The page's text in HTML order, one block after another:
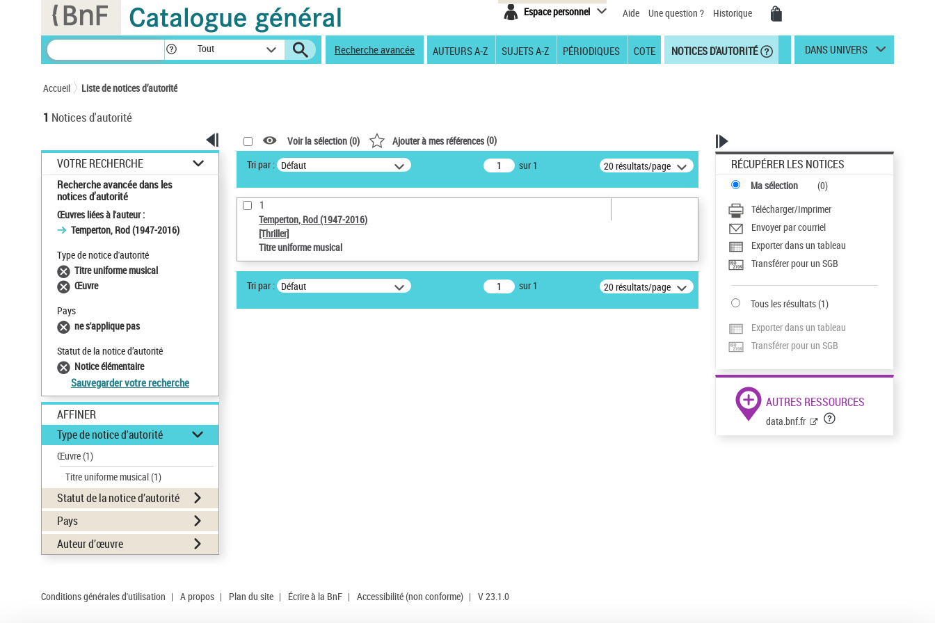
Espace personnel Aide Une question ? Historique
Tout Recherche avancée AUTEURS A-Z SUJETS A-Z PÉRIODIQUES COTE NOTICES D'AUTORITÉ DANS UNIVERS
Accueil Liste de notices d’autorité
1 Notices d'autorité
VOTRE RECHERCHE
Recherche avancée dans les
notices d’autorité
Œuvres liées à l'auteur :
Temperton, Rod (1947-2016)
Type de notice d'autorité
Titre uniforme musical
Œuvre
Pays
ne s'applique pas
Statut de la notice d’autorité
Notice élémentaire
Sauvegarder votre recherche
AFFINER
Type de notice d'autorité
Œuvre(1)
Titre uniforme musical(1)
Statut de la notice d’autorité
Pays
Auteur d’œuvre
Voir la sélection (0) Ajouter à mes références(0)
Tri par : Défaut sur 1 20 résultats/page
1
Temperton, Rod (1947-2016)
[Thriller]
Titre uniforme musical
Tri par : Défaut sur 1 20 résultats/page
RÉCUPÉRER LES NOTICES
Ma sélection (0)
Télécharger/Imprimer
Envoyer par courriel
Exporter dans un tableau
Transférer pour un SGB
Tous les résultats(1)
Exporter dans un tableau
Transférer pour un SGB
AUTRES RESSOURCES
data.bnf.fr
Conditions générales d'utilisation | A propos | Plan du site | Écrire à la BnF | Accessibilité (non conforme) | V 23.1.0
Panneau de gestion des cookies